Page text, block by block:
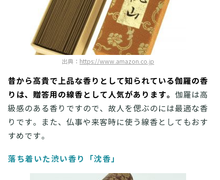
出典： https://www.amazon.co.jp
昔から高貴で上品な香りとして知られている伽羅の香
りは、贈答用の線香として人気があります。
伽羅は高
級感のある香りですので、故人を偲ぶのには最適な香
りです。また、仏事や来客時に使う線香としてもおす
すめです。
落ち着いた渋い香り「沈香」